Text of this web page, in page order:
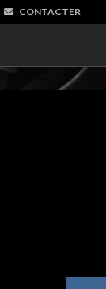
CONTACTER